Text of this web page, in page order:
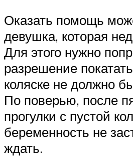
Оказать помощь
девушка, которая
Для этого нужно
разрешение
коляске не должно
По поверью, после
прогулки с пустой
беременность не
ждать.